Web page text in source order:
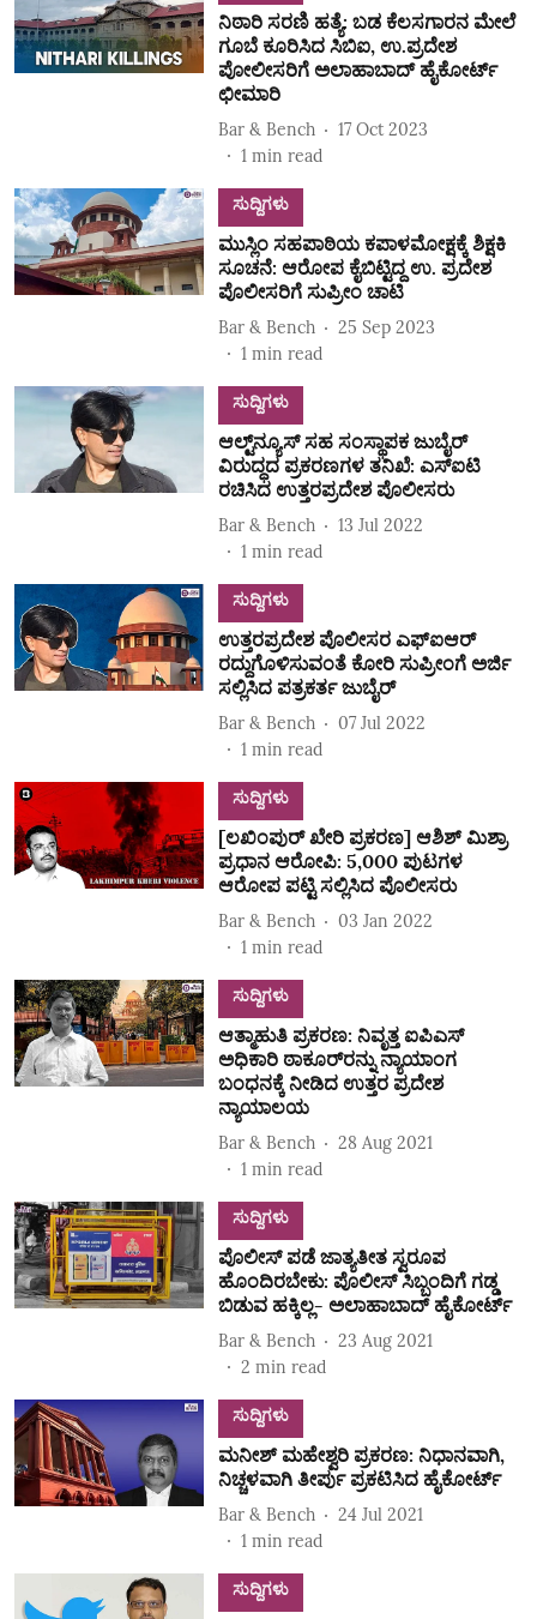
ನಿಠಾರಿ ಸರಣಿ ಹತ್ಯೆ: ಬಡ ಕೆಲಸಗಾರನ ಮೇಲೆ
ಗೂಬೆ ಕೂರಿಸಿದ ಸಿಬಿಐ, ಉ.ಪ್ರದೇಶ
ಪೋಲೀಸರಿಗೆ ಅಲಾಹಾಬಾದ್ ಹೈಕೋರ್ಟ್
ಛೀಮಾರಿ
Bar & Bench
17 Oct 2023
1 min read
ಸುದ್ದಿಗಳು
ಮುಸ್ಲಿಂ ಸಹಪಾಠಿಯ ಕಪಾಳಮೋಕ್ಷಕ್ಕೆ ಶಿಕ್ಷಕಿ
ಸೂಚನೆ: ಆರೋಪ ಕೈಬಿಟ್ಟಿದ್ದ ಉ. ಪ್ರದೇಶ
ಪೊಲೀಸರಿಗೆ ಸುಪ್ರೀಂ ಚಾಟಿ
Bar & Bench
25 Sep 2023
1 min read
ಸುದ್ದಿಗಳು
ಆಲ್ಟ್‌ನ್ಯೂಸ್‌ ಸಹ ಸಂಸ್ಥಾಪಕ ಜುಬೈರ್
ವಿರುದ್ಧದ ಪ್ರಕರಣಗಳ ತನಿಖೆ: ಎಸ್ಐಟಿ
ರಚಿಸಿದ ಉತ್ತರಪ್ರದೇಶ ಪೊಲೀಸರು
Bar & Bench
13 Jul 2022
1 min read
ಸುದ್ದಿಗಳು
ಉತ್ತರಪ್ರದೇಶ ಪೊಲೀಸರ ಎಫ್ಐಆರ್
ರದ್ದುಗೊಳಿಸುವಂತೆ ಕೋರಿ ಸುಪ್ರೀಂಗೆ ಅರ್ಜಿ
ಸಲ್ಲಿಸಿದ ಪತ್ರಕರ್ತ ಜುಬೈರ್
Bar & Bench
07 Jul 2022
1 min read
ಸುದ್ದಿಗಳು
[ಲಖಿಂಪುರ್ ಖೇರಿ ಪ್ರಕರಣ] ಆಶಿಶ್ ಮಿಶ್ರಾ
ಪ್ರಧಾನ ಆರೋಪಿ: 5,000 ಪುಟಗಳ
ಆರೋಪ ಪಟ್ಟಿ ಸಲ್ಲಿಸಿದ ಪೊಲೀಸರು
Bar & Bench
03 Jan 2022
1 min read
ಸುದ್ದಿಗಳು
ಆತ್ಮಾಹುತಿ ಪ್ರಕರಣ: ನಿವೃತ್ತ ಐಪಿಎಸ್‌
ಅಧಿಕಾರಿ ಠಾಕೂರ್‌ರನ್ನು ನ್ಯಾಯಾಂಗ
ಬಂಧನಕ್ಕೆ ನೀಡಿದ ಉತ್ತರ ಪ್ರದೇಶ
ನ್ಯಾಯಾಲಯ
Bar & Bench
28 Aug 2021
1 min read
ಸುದ್ದಿಗಳು
ಪೊಲೀಸ್‌ ಪಡೆ ಜಾತ್ಯತೀತ ಸ್ವರೂಪ
ಹೊಂದಿರಬೇಕು: ಪೊಲೀಸ್‌ ಸಿಬ್ಬಂದಿಗೆ ಗಡ್ಡ
ಬಿಡುವ ಹಕ್ಕಿಲ್ಲ- ಅಲಾಹಾಬಾದ್‌ ಹೈಕೋರ್ಟ್‌
Bar & Bench
23 Aug 2021
2 min read
ಸುದ್ದಿಗಳು
ಮನೀಶ್ ಮಹೇಶ್ವರಿ ಪ್ರಕರಣ: ನಿಧಾನವಾಗಿ,
ನಿಚ್ಚಳವಾಗಿ ತೀರ್ಪು ಪ್ರಕಟಿಸಿದ ಹೈಕೋರ್ಟ್
Bar & Bench
24 Jul 2021
1 min read
ಸುದ್ದಿಗಳು